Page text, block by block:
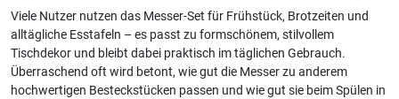
Viele Nutzer nutzen das Messer-Set für Frühstück, Brotzeiten und
alltägliche Esstafeln – es passt zu formschönem, stilvollem
Tischdekor und bleibt dabei praktisch im täglichen Gebrauch.
Überraschend oft wird betont, wie gut die Messer zu anderem
hochwertigen Besteckstücken passen und wie gut sie beim Spülen in